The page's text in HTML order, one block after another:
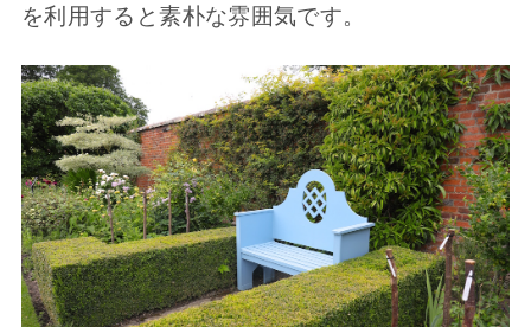
を利用すると素朴な雰囲気です。